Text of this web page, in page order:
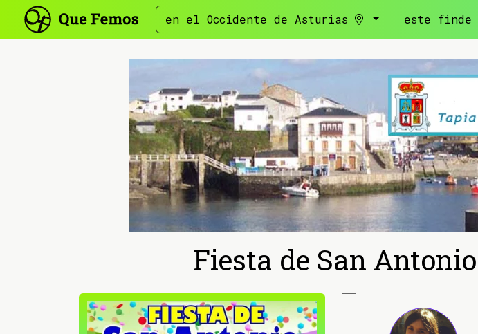
en el Occidente de Asturias este finde
Fiesta de San